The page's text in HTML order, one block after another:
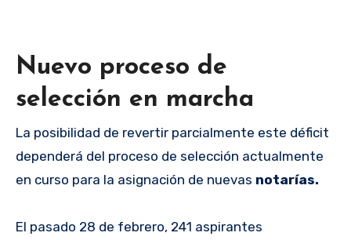
Nuevo proceso de
selección en marcha
La posibilidad de revertir parcialmente este déficit
dependerá del proceso de selección actualmente
en curso para la asignación de nuevas notarías.
El pasado 28 de febrero, 241 aspirantes